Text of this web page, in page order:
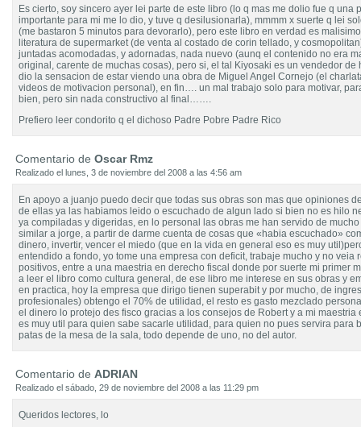
Es cierto, soy sincero ayer lei parte de este libro (lo q mas me dolio fue q una
importante para mi me lo dio, y tuve q desilusionarla), mmmm x suerte q lei
(me bastaron 5 minutos para devorarlo), pero este libro en verdad es
literatura de supermarket (de venta al costado de corin tellado, y
juntadas acomodadas, y adornadas, nada nuevo (aunq el contenido no era
original, carente de muchas cosas), pero si, el tal Kiyosaki es un vendedor de
dio la sensacion de estar viendo una obra de Miguel Angel Cornejo (el
videos de motivacion personal), en fin…. un mal trabajo solo para motivar,
bien, pero sin nada constructivo al final…….
Prefiero leer condorito q el dichoso Padre Pobre Padre Rico
Comentario de Oscar Rmz
Realizado el lunes, 3 de noviembre del 2008 a las 4:56 am
En apoyo a juanjo puedo decir que todas sus obras son mas que opiniones
de ellas ya las habiamos leido o escuchado de algun lado si bien no es hilo
ya compiladas y digeridas, en lo personal las obras me han servido de
similar a jorge, a partir de darme cuenta de cosas que «habia escuchado»
dinero, invertir, vencer el miedo (que en la vida en general eso es muy
entendido a fondo, yo tome una empresa con deficit, trabaje mucho y no veia
positivos, entre a una maestria en derecho fiscal donde por suerte mi primer
a leer el libro como cultura general, de ese libro me interese en sus obras y
en practica, hoy la empresa que dirigo tienen superabit y por mucho, de
profesionales) obtengo el 70% de utilidad, el resto es gasto mezclado
el dinero lo protejo des fisco gracias a los consejos de Robert y a mi maestria
es muy util para quien sabe sacarle utilidad, para quien no pues servira para
patas de la mesa de la sala, todo depende de uno, no del autor.
Comentario de ADRIAN
Realizado el sábado, 29 de noviembre del 2008 a las 11:29 pm
Queridos lectores, lo